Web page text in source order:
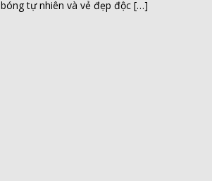
tự nhiên và vẻ đẹp độc […]